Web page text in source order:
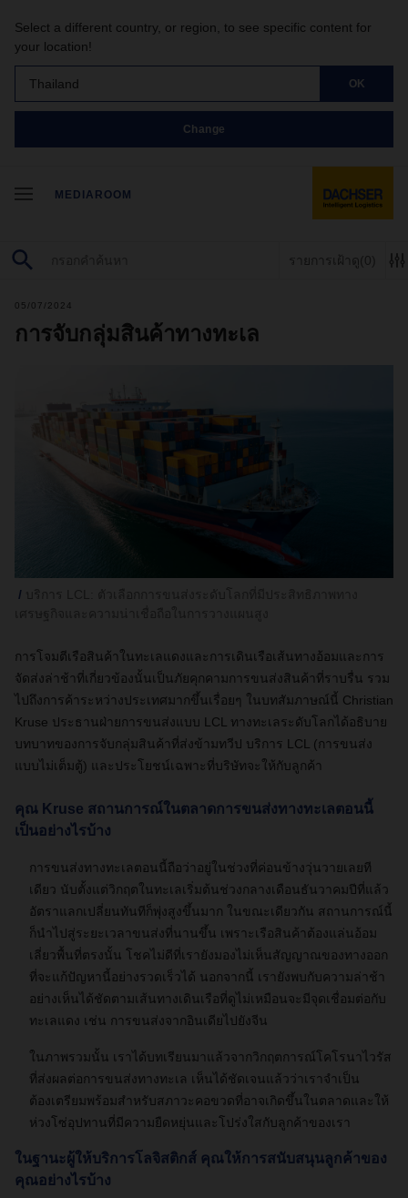
Select a different country, or region, to see specific content for
your location!
Thailand OK
Change
MEDIAROOM
รายการเฝ้าดู(0)
05/07/2024
การจับกลุ่มสินค้าทางทะเล
การโจมตีเรือสินค้าในทะเลแดงและการเดินเรือเส้นทางอ้อมและการ
จัดส่งล่าช้าที่เกี่ยวข้องนั้นเป็นภัยคุกคามการขนส่งสินค้าที่ราบรื่น รวม
ไปถึงการค้าระหว่างประเทศมากขึ้นเรื่อยๆ ในบทสัมภาษณ์นี้ Christian
Kruse ประธานฝ่ายการขนส่งแบบ LCL ทางทะเลระดับโลกได้อธิบาย
บทบาทของการจับกลุ่มสินค้าที่ส่งข้ามทวีป บริการ LCL (การขนส่ง
แบบไม่เต็มตู้) และประโยชน์เฉพาะที่บริษัทจะให้กับลูกค้า
คุณ Kruse สถานการณ์ในตลาดการขนส่งทางทะเลตอนนี้
เป็นอย่างไรบ้าง
การขนส่งทางทะเลตอนนี้ถือว่าอยู่ในช่วงที่ค่อนข้างวุ่นวายเลยที
เดียว นับตั้งแต่วิกฤตในทะเลเริ่มต้นช่วงกลางเดือนธันวาคมปีที่แล้ว
อัตราแลกเปลี่ยนทันทีก็พุ่งสูงขึ้นมาก ในขณะเดียวกัน สถานการณ์นี้
ก็นำไปสู่ระยะเวลาขนส่งที่นานขึ้น เพราะเรือสินค้าต้องแล่นอ้อม
เลี่ยวพื้นที่ตรงนั้น โชคไม่ดีที่เรายังมองไม่เห็นสัญญาณของทางออก
ที่จะแก้ปัญหานี้อย่างรวดเร็วได้ นอกจากนี้ เรายังพบกับความล่าช้า
อย่างเห็นได้ชัดตามเส้นทางเดินเรือที่ดูไม่เหมือนจะมีจุดเชื่อมต่อกับ
ทะเลแดง เช่น การขนส่งจากอินเดียไปยังจีน
ในภาพรวมนั้น เราได้บทเรียนมาแล้วจากวิกฤตการณ์โคโรนาไวรัส
ที่ส่งผลต่อการขนส่งทางทะเล เห็นได้ชัดเจนแล้วว่าเราจำเป็น
ต้องเตรียมพร้อมสำหรับสภาวะคอขวดที่อาจเกิดขึ้นในตลาดและให้
ห่วงโซ่อุปทานที่มีความยืดหยุ่นและโปร่งใสกับลูกค้าของเรา
ในฐานะผู้ให้บริการโลจิสติกส์ คุณให้การสนับสนุนลูกค้าของ
คุณอย่างไรบ้าง